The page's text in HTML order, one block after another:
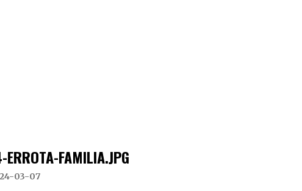
ERROTA-FAMILIA.JPG
03-07